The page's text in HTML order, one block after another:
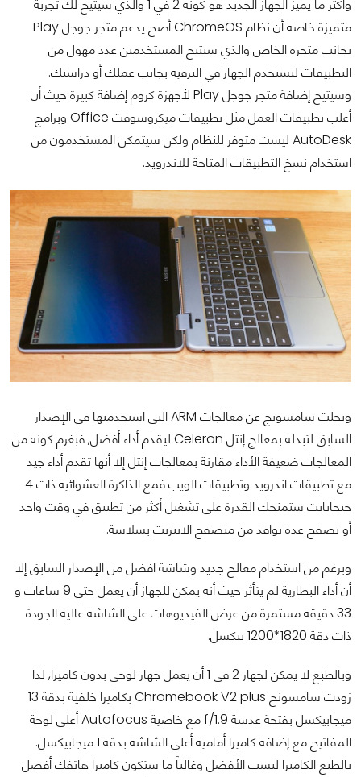
وأكثر ما يميز الجهاز الجديد هو كونه 2 في 1 والذي سيتيح لك تجربة
متميزة خاصة أن نظام ChromeOS أصح يدعم متجر جوجل Play
بجانب متجره الخاص والذي سيتيح المستخدمين عدد مهول من
التطبيقات لتستخدم الجهاز في الترفيه بجانب عملك أو دراستك.
وسيتيح إضافة متجر جوجل Play لأجهزة كروم إضافة كبيرة حيث أن
أغلب تطبيقات العمل مثل تطبيقات ميكروسوفت Office وبرامج
AutoDesk ليست متوفر للنظام ولكن سيتمكن المستخدمون من
استخدام نسخ التطبيقات المتاحة للاندرويد.
وتخلت سامسونج عن معالجات ARM التي استخدمتها في الإصدار
السابق لتبدله بمعالج إنتل Celeron ليقدم أداء أفضل, فبغرم كونه من
المعالجات ضعيفة الأداء مقارنة بمعالجات إنتل إلا أنها تقدم أداء جيد
مع تطبيقات اندرويد وتطبيقات الويب فمع الذاكرة العشوائية ذات 4
جيجابايت ستمنحك القدرة على تشغيل أكثر من تطبيق في وقت واحد
أو تصفح عدة نوافذ من متصفح الانترنت بسلاسة.
وبرغم من استخدام معالج جديد وشاشة افضل من الإصدار السابق إلا
أن أداء البطارية لم يتأثر حيث أنه يمكن للجهاز أن يعمل حتي 9 ساعات و
33 دقيقة مستمرة من عرض الفيديوهات على الشاشة عالية الجودة
ذات دقة 1820*1200 بيكسل.
وبالطبع لا يمكن لجهاز 2 في 1 أن يعمل جهاز لوحي بدون كاميرا, لذا
زودت سامسونج Chromebook V2 plus بكاميرا خلفية بدقة 13
ميجابيكسل بفتحة عدسة f/1.9 مع خاصية Autofocus أعلى لوحة
المفاتيح مع إضافة كاميرا أمامية أعلى الشاشة بدقة 1 ميجابيكسل.
بالطبع الكاميرا ليست الأفضل وغالباً ما ستكون كاميرا هاتفك أفصل